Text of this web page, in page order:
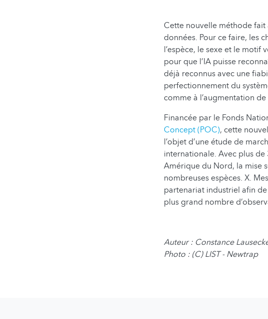
Cette nouvelle méthode
données. Pour ce faire, les
l’espèce, le sexe et le
pour que l’IA puisse
déjà reconnus avec une
perfectionnement du
comme à l’augmentation
Financée par le Fonds
Concept (POC), cette
l’objet d’une étude de
internationale. Avec plus
Amérique du Nord, la mise
nombreuses espèces. X.
partenariat industriel afin
plus grand nombre
Auteur : Constance
Photo : (C) LIST - Newtrap